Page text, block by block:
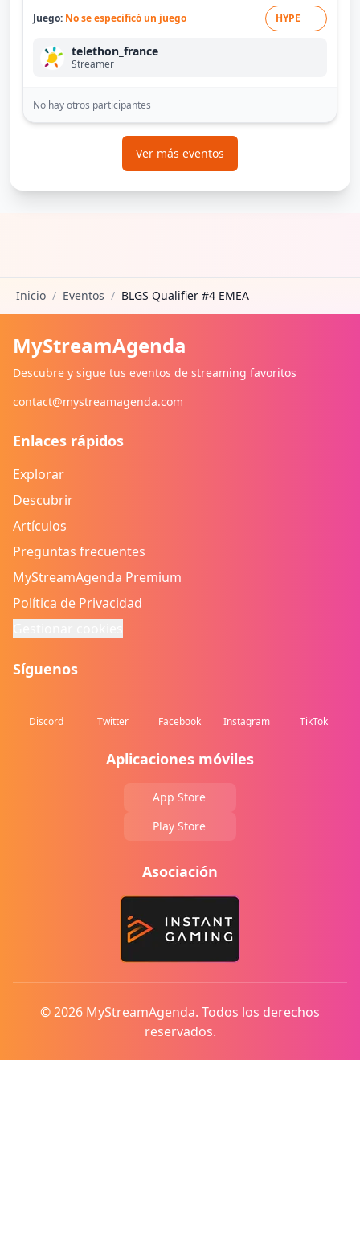
Juego: No se especificó un juego HYPE
telethon_france
Streamer
No hay otros participantes
Ver más eventos
Inicio / Eventos / BLGS Qualifier #4 EMEA
MyStreamAgenda
Descubre y sigue tus eventos de streaming favoritos
contact@mystreamagenda.com
Enlaces rápidos
Explorar
Descubrir
Artículos
Preguntas frecuentes
MyStreamAgenda Premium
Política de Privacidad
Síguenos
Discord Twitter Facebook Instagram TikTok
Aplicaciones móviles
App Store
Play Store
Asociación
© 2026 MyStreamAgenda. Todos los derechos
reservados.